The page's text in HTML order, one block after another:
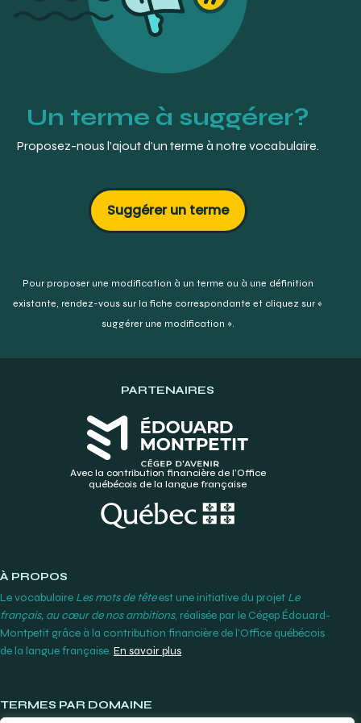
Un terme à suggérer?
Proposez-nous l’ajout d’un terme à notre vocabulaire.
Suggérer un terme
Pour proposer une modification à un terme ou à une définition
existante, rendez-vous sur la fiche correspondante et cliquez sur «
suggérer une modification ».
PARTENAIRES
Avec la contribution financière de l’Office
québécois de la langue française
À PROPOS
Le vocabulaire Les mots de têteest une initiative du projet Le
français, au cœur de nos ambitions, réalisée par le Cégep Édouard-
Montpetit grâce à la contribution financière de l’Office québécois
de la langue française. En savoir plus
TERMES PAR DOMAINE